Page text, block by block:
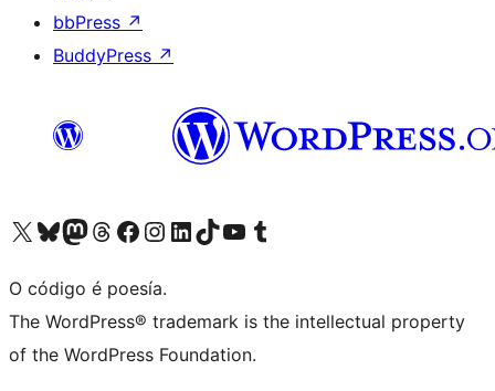
bbPress ↗
BuddyPress ↗
Visita la cuenta de X (anteriormente Twitter)
Visita a nosa conta de Bluesky
Visita a nosa conta de Mastodon
Visita a nosa conta de Threads
Visita a nosa páxina de Facebook
Visita a nosa conta de Instagram
Visita a nosa conta de LinkedIn
Visita a nosa conta de TikTok
Visita a nosa canle de YouTube
Visita a nosa conta de Tumblr
O código é poesía.
The WordPress® trademark is the intellectual property
of the WordPress Foundation.